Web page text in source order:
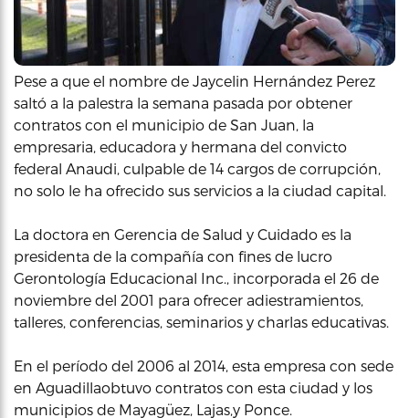
Pese a que el nombre de Jaycelin Hernández Perez
saltó a la palestra la semana pasada por obtener
contratos con el municipio de San Juan, la
empresaria, educadora y hermana del convicto
federal Anaudi, culpable de 14 cargos de corrupción,
no solo le ha ofrecido sus servicios a la ciudad capital.
La doctora en Gerencia de Salud y Cuidado es la
presidenta de la compañía con fines de lucro
Gerontología Educacional Inc., incorporada el 26 de
noviembre del 2001 para ofrecer adiestramientos,
talleres, conferencias, seminarios y charlas educativas.
En el período del 2006 al 2014, esta empresa con sede
en Aguadillaobtuvo contratos con esta ciudad y los
municipios de Mayagüez, Lajas,y Ponce.